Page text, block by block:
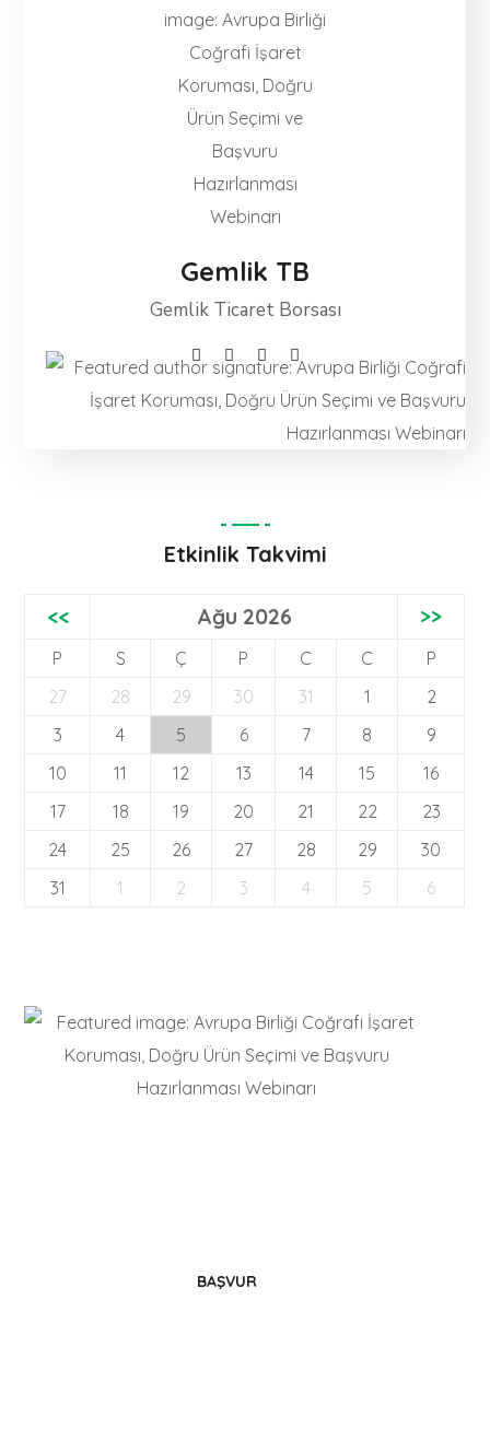
Gemlik TB
Gemlik Ticaret Borsası
Etkinlik Takvimi
<< Ağu 2026 >>
P S Ç P C C
P
27
28 29 30 31 1
2
3
4 5 6 7 8
9
10
11 12 13 14 15
16
17
18 19 20 21 22
23
24
25 26 27 28 29
30
31
1 2 3 4 5 6
BAŞVUR